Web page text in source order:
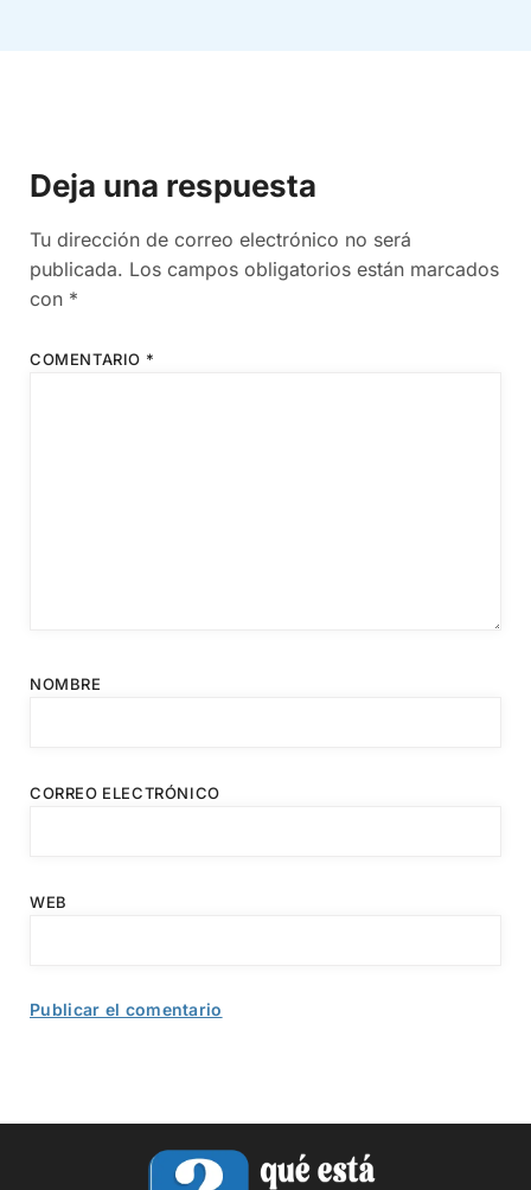
Deja una respuesta
Tu dirección de correo electrónico no será
publicada. Los campos obligatorios están marcados
con *
COMENTARIO *
NOMBRE
CORREO ELECTRÓNICO
WEB